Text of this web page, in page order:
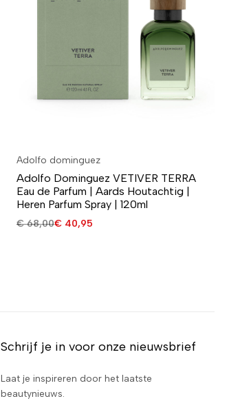
Adolfo dominguez
Adolfo Dominguez VETIVER TERRA
Eau de Parfum | Aards Houtachtig |
Heren Parfum Spray | 120ml
€68,00€40,95
Schrijf je in voor onze nieuwsbrief
Laat je inspireren door het laatste
beautynieuws.